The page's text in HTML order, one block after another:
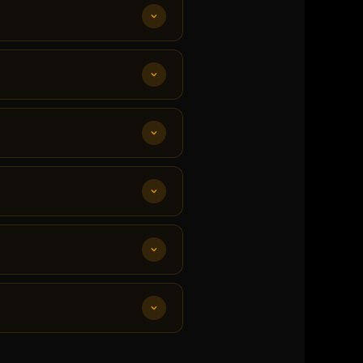
personnalisé.Trouver un
définition du programme.
en forme →
ton bien-être →
Découvrir l'EMS →